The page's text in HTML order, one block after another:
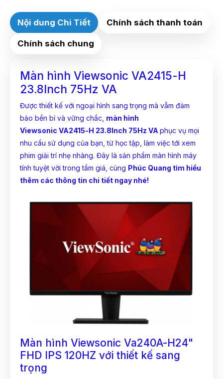
Nội dung Chi Tiết Chính sách thanh toán
Chính sách chung
Màn hình Viewsonic VA2415-H
23.8Inch 75Hz VA
Được thiết kế với ngoại hình sang trọng mà vẫm đảm
bảo bền bỉ và vững chắc, màn hình
Viewsonic VA2415-H 23.8Inch 75Hz VA phục vụ mọi
nhu cầu sử dụng của bạn, từ học tập, làm việc tới xem
phim giải trí nhẹ nhàng. Đây là sản phẩm màn hình máy
tính tuyệt vời trong tầm giá, cùng Phúc Quang tìm hiểu
thêm các thông tin chi tiết ngay nhé!
Màn hình Viewsonic Va240A-H24"
FHD IPS 120HZ với thiết kế sang
trọng